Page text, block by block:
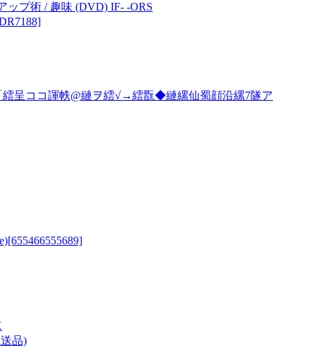
ップ術 / 趣味 (DVD) IF- -ORS
呈ココ諢帙@縺ヲ繧√→繧翫◆縺縲仙蜀顔沿縲7隧ア
[655466555689]
品)